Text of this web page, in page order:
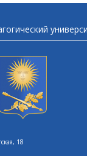
18